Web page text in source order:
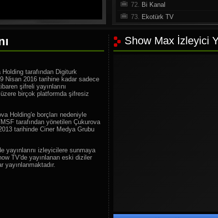
72. Bi Kanal
73. Ekotürk TV
75.TV 5
76.24 Tv
tarafından Digiturk
Nisan 2016 tarihine kadar sadece
şifreli yayınlarını
birçok platformda şifresiz
Holding'e borçları nedeniyle
tarafından yönetilen Çukurova
tarihinde Ciner Medya Grubu
yayınlarını izleyicilere sunmaya
TV'de yayınlanan eski diziler
yayınlanmaktadır.
Show Max İzleyici